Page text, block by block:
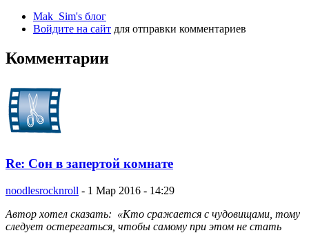
Mak_Sim's блог
Войдите на сайт для отправки комментариев
Комментарии
Re: Сон в запертой комнате
noodlesrocknroll - 1 Мар 2016 - 14:29
Автор хотел сказать: «Кто сражается с чудовищами, тому
следует остерегаться, чтобы самому при этом не стать